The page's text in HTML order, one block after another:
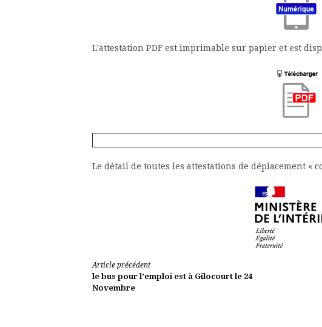
L’attestation PDF est imprimable sur papier et est
Le détail de toutes les attestations de déplacement «
Lire
la
Article précédent
le bus pour l’emploi est à Gilocourt le 24
Novembre